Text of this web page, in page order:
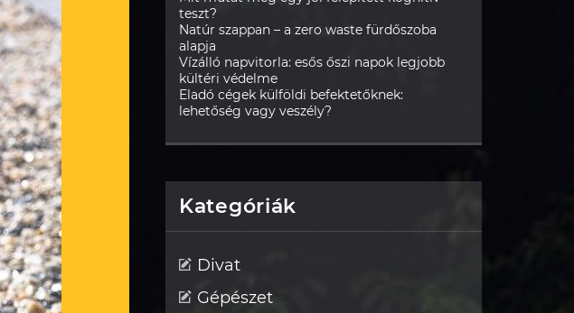
teszt?
Natúr szappan – a zero waste fürdőszoba
alapja
Vízálló napvitorla: esős őszi napok legjobb
kültéri védelme
Eladó cégek külföldi befektetőknek:
lehetőség vagy veszély?
Kategóriák
Divat
Gépészet